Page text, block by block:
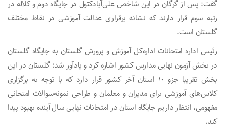
گفت: پس از گرگان در این شاخص علی‌آبادکتول در جایگاه دوم و کلاله در
رتبه سوم قرار دارند که نشانه برقراری عدالت آموزشی در نقاط مختلف
گلستان است.
رئیس اداره امتحانات اداره‌کل آموزش و پرورش گلستان به جایگاه گلستان
در بخش آزمون نهایی مدارس کشور اشاره کرد و یادآور شد: گلستان در این
بخش تقریبا جزو ۱۰ استان آخر کشور قرار دارد که با توجه به برگزاری
کلاس‌های آموزشی برای مدیران و معلمان و طراحی نمونه‌سوالات امتحانی
مفهومی، انتظار داریم جایگاه استان در امتحانات نهایی سال آینده بهبود پیدا
کند.